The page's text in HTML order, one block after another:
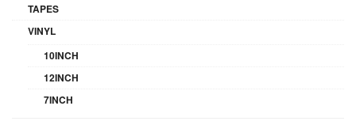
TAPES
VINYL
10INCH
12INCH
7INCH